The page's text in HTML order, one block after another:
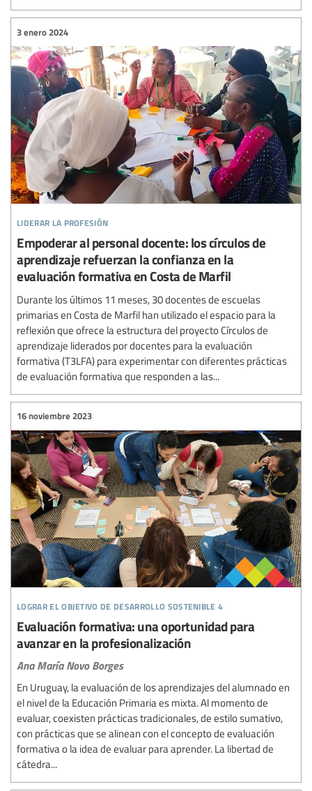
liderar la profesión
3 enero 2024
Empoderar al personal docente: los círculos de
aprendizaje refuerzan la confianza en la
evaluación formativa en Costa de Marfil
Durante los últimos 11 meses, 30 docentes de escuelas
primarias en Costa de Marfil han utilizado el espacio para la
reflexión que ofrece la estructura del proyecto Círculos de
aprendizaje liderados por docentes para la evaluación
formativa (T3LFA) para experimentar con diferentes prácticas
de evaluación formativa que responden a las...
lograr el objetivo de desarrollo sostenible 4
16 noviembre 2023
Evaluación formativa: una oportunidad para
avanzar en la profesionalización
Ana María Novo Borges
En Uruguay, la evaluación de los aprendizajes del alumnado en
el nivel de la Educación Primaria es mixta. Al momento de
evaluar, coexisten prácticas tradicionales, de estilo sumativo,
con prácticas que se alinean con el concepto de evaluación
formativa o la idea de evaluar para aprender. La libertad de
cátedra...